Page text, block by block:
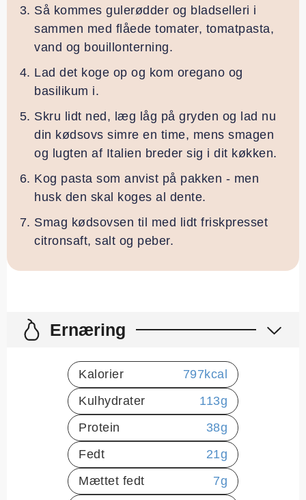
Så kommes gulerødder og bladselleri i
sammen med flåede tomater, tomatpasta,
vand og bouillonterning.
Lad det koge op og kom oregano og
basilikum i.
Skru lidt ned, læg låg på gryden og lad nu
din kødsovs simre en time, mens smagen
og lugten af Italien breder sig i dit køkken.
Kog pasta som anvist på pakken - men
husk den skal koges al dente.
Smag kødsovsen til med lidt friskpresset
citronsaft, salt og peber.
Ernæring
Kalorier 797kcal
Kulhydrater
113g
Protein
38g
Fedt
21g
Mættet fedt
7g